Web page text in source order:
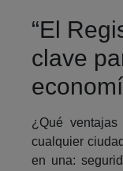
“El
clave
¿Qué
cualquier
en una: